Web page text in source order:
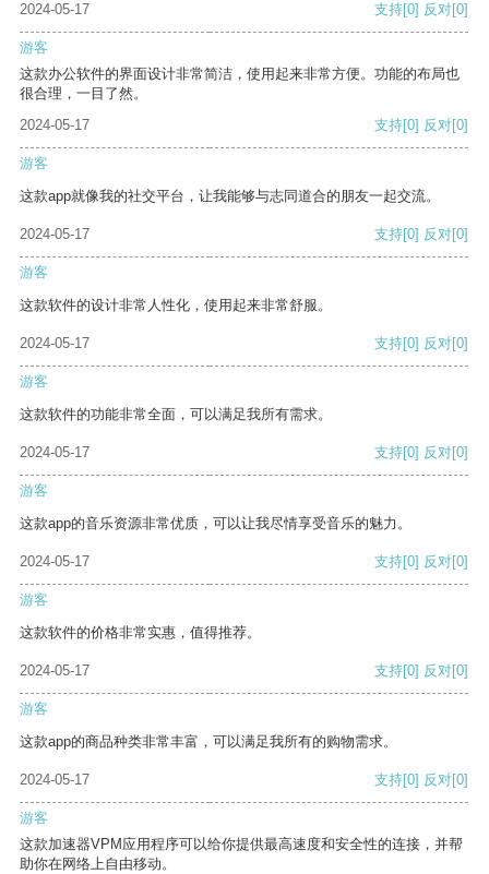
2024-05-17
支持[0] 反对[0]
游客
这款办公软件的界面设计非常简洁，使用起来非常方便。功能的布局也
很合理，一目了然。
2024-05-17
支持[0] 反对[0]
游客
这款app就像我的社交平台，让我能够与志同道合的朋友一起交流。
2024-05-17 支持[0] 反对[0]
游客
这款软件的设计非常人性化，使用起来非常舒服。
2024-05-17 支持[0] 反对[0]
游客
这款软件的功能非常全面，可以满足我所有需求。
2024-05-17 支持[0] 反对[0]
游客
这款app的音乐资源非常优质，可以让我尽情享受音乐的魅力。
2024-05-17 支持[0] 反对[0]
游客
这款软件的价格非常实惠，值得推荐。
2024-05-17 支持[0] 反对[0]
游客
这款app的商品种类非常丰富，可以满足我所有的购物需求。
2024-05-17 支持[0] 反对[0]
游客
这款加速器VPM应用程序可以给你提供最高速度和安全性的连接，并帮
助你在网络上自由移动。